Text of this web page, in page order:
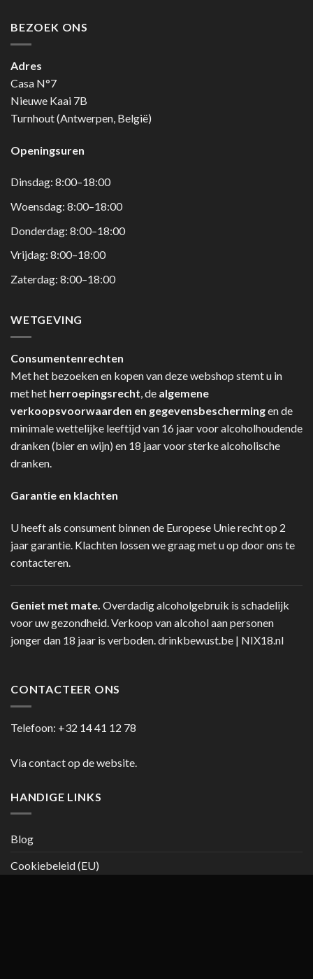
BEZOEK ONS
Adres
Casa N°7
Nieuwe Kaai 7B
Turnhout (Antwerpen, België)
Openingsuren
Dinsdag: 8:00–18:00
Woensdag: 8:00–18:00
Donderdag: 8:00–18:00
Vrijdag: 8:00–18:00
Zaterdag: 8:00–18:00
WETGEVING
Consumentenrechten
Met het bezoeken en kopen van deze webshop stemt u in
met het herroepingsrecht, de algemene
verkoopsvoorwaarden en gegevensbeschermingen de
minimale wettelijke leeftijd van 16 jaar voor alcoholhoudende
dranken (bier en wijn) en 18 jaar voor sterke alcoholische
dranken.
Garantie en klachten
U heeft als consument binnen de Europese Unie recht op 2
jaar garantie. Klachten lossen we graag met u op door ons te
contacteren.
Geniet met mate. Overdadig alcoholgebruik is schadelijk
voor uw gezondheid. Verkoop van alcohol aan personen
jonger dan 18 jaar is verboden.drinkbewust.be | NIX18.nl
CONTACTEER ONS
Telefoon: +32 14 41 12 78
Via contact op de website.
HANDIGE LINKS
Blog
Cookiebeleid (EU)